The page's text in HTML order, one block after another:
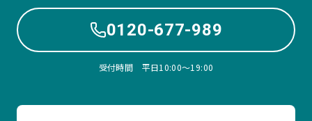
0120-677-989
受付時間 平日10:00〜19:00